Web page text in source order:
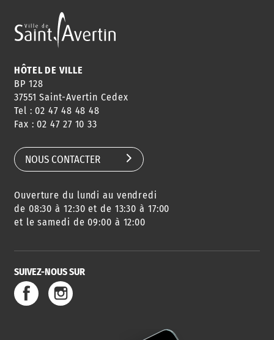
ANNUAIRE
HORAIRES
CONSEILS
DE QUARTIER
AGENDA
DES SORTIES
URBANISME
SERVICE
DE L'EAU
HÔTEL DE VILLE
BP 128
37551 Saint-Avertin Cedex
Tel : 02 47 48 48 48
Fax : 02 47 27 10 33
NOUS CONTACTER
Ouverture du lundi au vendredi
de 08:30 à 12:30 et de 13:30 à 17:00
et le samedi de 09:00 à 12:00
SUIVEZ-NOUS SUR